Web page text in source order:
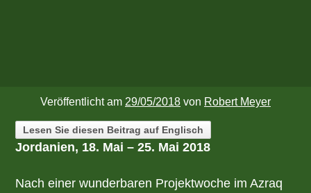
Veröffentlicht am 29/05/2018 von Robert Meyer
Lesen Sie diesen Beitrag auf Englisch
Jordanien, 18. Mai – 25. Mai 2018
Nach einer wunderbaren Projektwoche im Azraq